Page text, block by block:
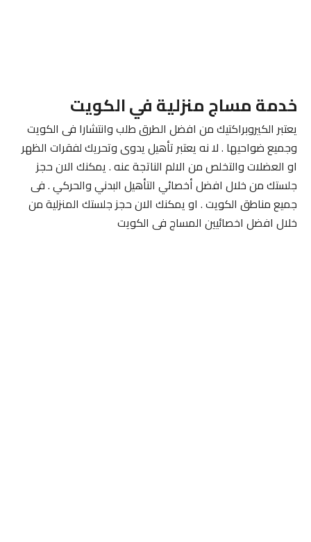
خدمة مساج منزلية في الكويت
يعتبر الكيروبراكتيك من افضل الطرق طلب وانتشارا فى الكويت
وجميع ضواحيها . لا نه يعتبر تأهيل يدوى وتحريك لفقرات الظهر
او العضلات والتخلص من الالم الناتجة عنه . يمكنك الان حجز
جلستك من خلال افضل أخصائي التأهيل البدني والحركي . فى
جميع مناطق الكويت . او يمكنك الان حجز جلستك المنزلية من
خلال افضل اخصائيين المساج فى الكويت